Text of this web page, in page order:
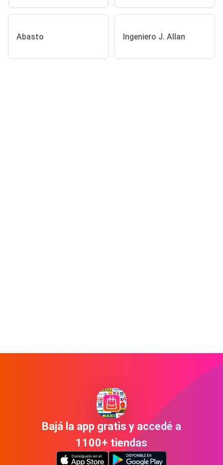
Abasto Ingeniero J. Allan
Bajá la app gratis y accedé a
1100+ tiendas